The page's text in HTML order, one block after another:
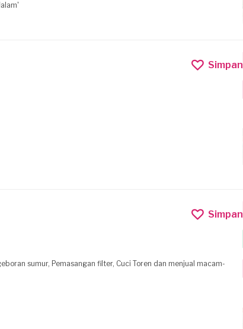
Simpan
Simpan
sumur, Pemasangan filter, Cuci Toren dan menjual macam-